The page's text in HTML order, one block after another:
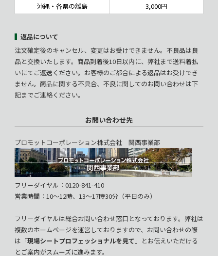
沖縄・各県の離島
3,000円
返品について
注文確定後のキャンセル、変更はお受けできません。不良品は良
品と交換いたします。商品到着後10日以内に、弊社まで送料着払
いにてご返送ください。お客様のご都合による返品はお受けでき
ません。商品に関する不具合、不良に関してのお問い合わせは下
記までご連絡ください。
お問い合わせ先
プロモットコーポレーション株式会社 関西事業部
フリーダイヤル：0120-841-410
営業時間：10～12時、13～17時30分（平日のみ）
フリーダイヤルは総合お問い合わせ窓口となっております。弊社は
複数のホームページを運営しておりますので、お問い合わせの際
は「現場シートプロフェッショナルを見て 」とお伝えいただける
とご案内がスムーズに進みます。